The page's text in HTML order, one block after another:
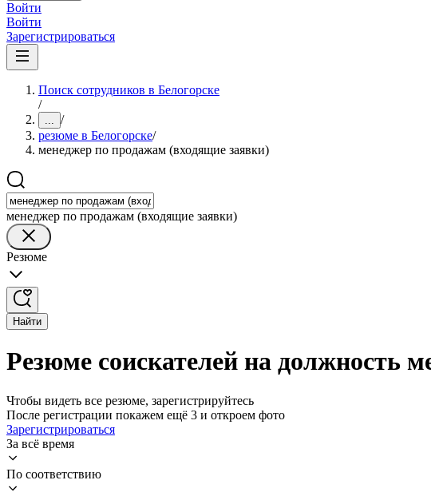
Войти
Войти
Зарегистрироваться
Поиск сотрудников в Белогорске
/
... /
резюме в Белогорске/
менеджер по продажам (входящие заявки)
менеджер по продажам (входящие заявки)
Резюме
Найти
Резюме соискателей на должность
Чтобы видеть все резюме, зарегистрируйтесь
После регистрации покажем ещё 3 и откроем фото
Зарегистрироваться
За всё время
По соответствию